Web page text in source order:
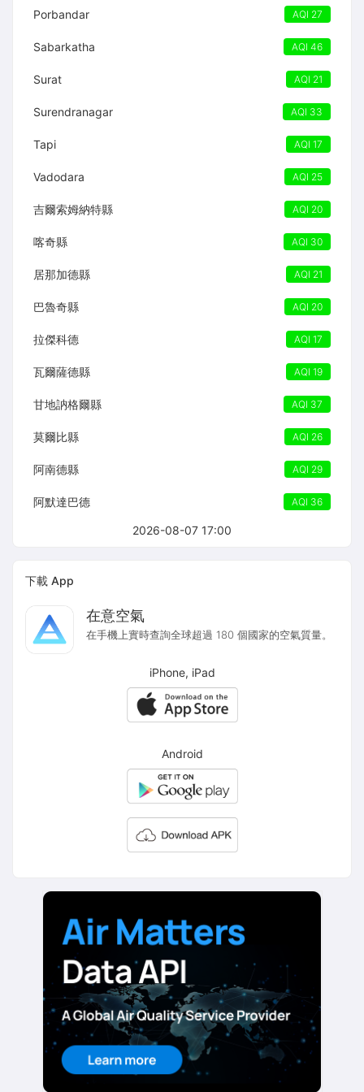
2026-08-07 17:00
Porbandar AQI 27
Sabarkatha AQI 46
Surat AQI 21
Surendranagar AQI 33
Tapi AQI 17
Vadodara AQI 25
吉爾索姆納特縣 AQI 20
喀奇縣 AQI 30
居那加德縣 AQI 21
巴魯奇縣 AQI 20
拉傑科德 AQI 17
瓦爾薩德縣 AQI 19
甘地訥格爾縣 AQI 37
莫爾比縣 AQI 26
阿南德縣 AQI 29
阿默達巴德 AQI 36
下載 App
在意空氣
在手機上實時查詢全球超過 180 個國家的空氣質量。
iPhone, iPad
Android